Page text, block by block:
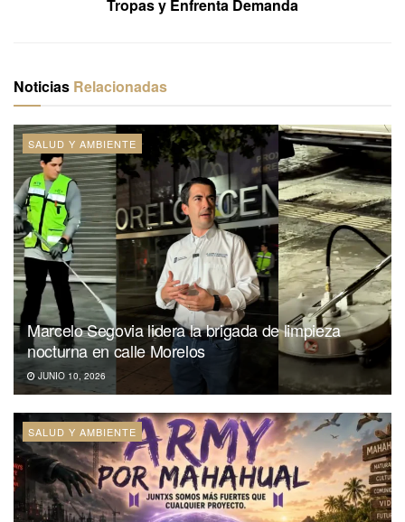
Tropas y Enfrenta Demanda
Noticias Relacionadas
SALUD Y AMBIENTE
Marcelo Segovia lidera la brigada de limpieza
nocturna en calle Morelos
JUNIO 10, 2026
SALUD Y AMBIENTE